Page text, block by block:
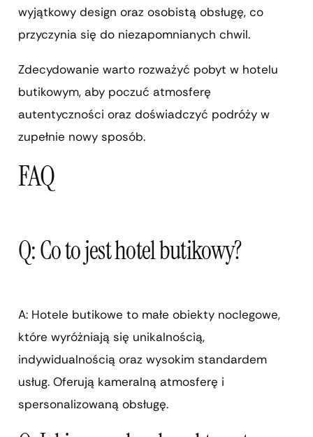
wyjątkowy design oraz osobistą obsługę, co
przyczynia się do niezapomnianych chwil.
Zdecydowanie warto rozważyć pobyt w hotelu
butikowym, aby poczuć atmosferę
autentyczności oraz doświadczyć podróży w
zupełnie nowy sposób.
FAQ
Q: Co to jest hotel butikowy?
A: Hotele butikowe to małe obiekty noclegowe,
które wyróżniają się unikalnością,
indywidualnością oraz wysokim standardem
usług. Oferują kameralną atmosferę i
spersonalizowaną obsługę.